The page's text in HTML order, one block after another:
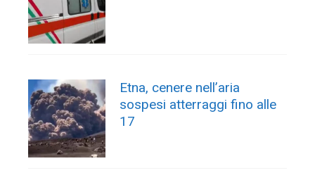
Etna, cenere nell’aria
sospesi atterraggi fino alle
17